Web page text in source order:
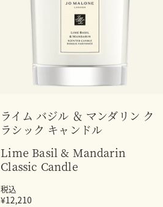
ライム バジル ＆ マンダリン ク
ラシック キャンドル
Lime Basil & Mandarin
Classic Candle
税込
¥12,210